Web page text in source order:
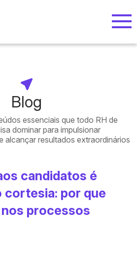
Blog
essenciais que todo RH de
dominar para impulsionar
alcançar resultados extraordinários
candidatos é
cortesia: por que
processos